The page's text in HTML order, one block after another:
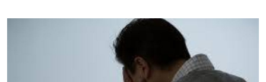
membeli barang...